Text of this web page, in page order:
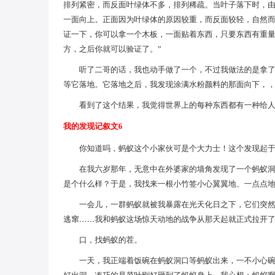
排列紧密，而反面叶绿体不多，排列稀疏。当叶子落下时，
一面向上。正面因为叶绿体的原因较重，而反面较轻，自然
证一下，你可以拿一个木板，一面贴着东西，只要东西有重
方，之后你就可以验证了。”
听了二哥的话，我也动手做了一个，不过我做法的是拿
等它落地。它落地之后，我发现涂满水粉颜料的那面向下，
看到了这个结果，我觉得世界上的每种东西都有一种给人
我的发现记叙文6
你知道吗，蚂蚁这个小家伙可是个大力士！这个发现起于
在我六岁那年，无意中在外婆家的墙角发现了一个蚂蚁
是个什么样？于是，我找来一根小竹签小心翼翼地、一点点
一会儿，一群蚂蚁就被我暴露在光天化日之下，它们突
逃窜……我和蚂蚁这场惊天动地的战争从那天起就正式拉开
口，找蚂蚁的茬。
一天，我正端着饭碗在蚂蚁洞口等蚂蚁出来，一不小心